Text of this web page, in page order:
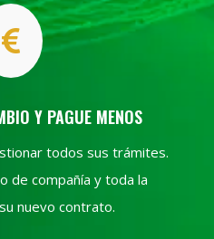

Y PAGUE MENOS
todos sus trámites.
de compañía y toda la
nuevo contrato.